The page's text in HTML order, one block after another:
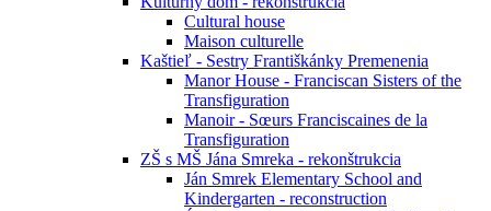
Cultural house
Maison culturelle
Kaštieľ - Sestry Františkánky Premenenia
Manor House - Franciscan Sisters of the
Transfiguration
Manoir - Sœurs Franciscaines de la
Transfiguration
ZŠ s MŠ Jána Smreka - rekonštrukcia
Ján Smrek Elementary School and
Kindergarten - reconstruction